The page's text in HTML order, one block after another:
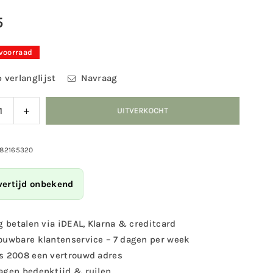
verlanglijst Navraag
Verhoog
de
voor
kg
Tuinvogel
voer
mix
UITVERKOCHT
onbekend
betalen via iDEAL, Klarna & creditcard
klantenservice – 7 dagen per week
2008 een vertrouwd adres